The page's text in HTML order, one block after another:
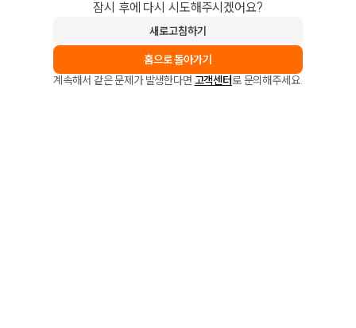
잠시 후에 다시 시도해주시겠어요?
새로고침하기
홈으로 돌아가기
계속해서 같은 문제가 발생한다면 고객센터로 문의해주세요.